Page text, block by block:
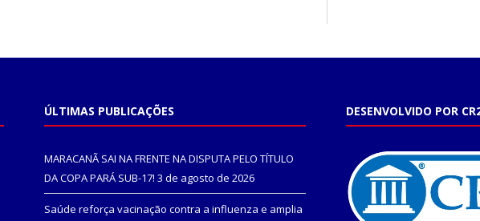
ÚLTIMAS PUBLICAÇÕES
MARACANÃ SAI NA FRENTE NA DISPUTA PELO TÍTULO
DA COPA PARÁ SUB-17! 3 de agosto de 2026
Saúde reforça vacinação contra a influenza e amplia
DESENVOLVIDO POR